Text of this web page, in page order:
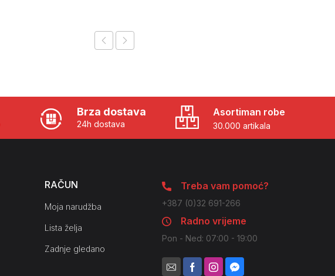
Brza dostava
24h dostava
Asortiman robe
30.000 artikala
RAČUN
Moja narudžba
Lista želja
Zadnje gledano
Treba vam pomoć?
+387 (0)32 691-266
Radno vrijeme
Pon - Ned: 07:00 - 19:00